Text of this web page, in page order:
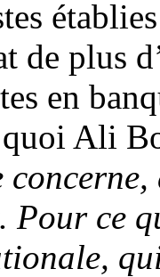
de plus
en
Ali
Pour ce